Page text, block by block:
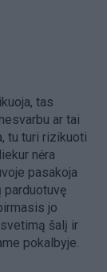
tas
ar tai
tu turi rizikuoti
nėra
pasakoja
parduotuvę
jo
šalį ir
pokalbyje.